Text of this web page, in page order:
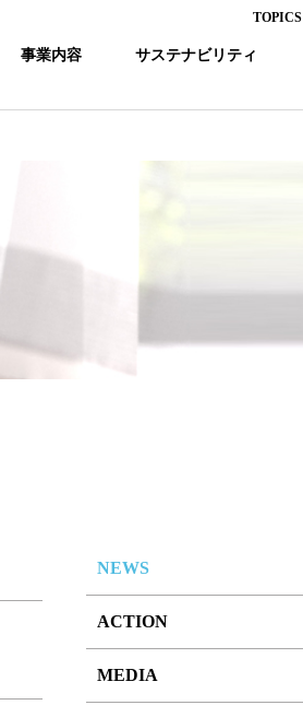
TOPICS
事業内容 サステナビリティ
NEWS
ACTION
MEDIA